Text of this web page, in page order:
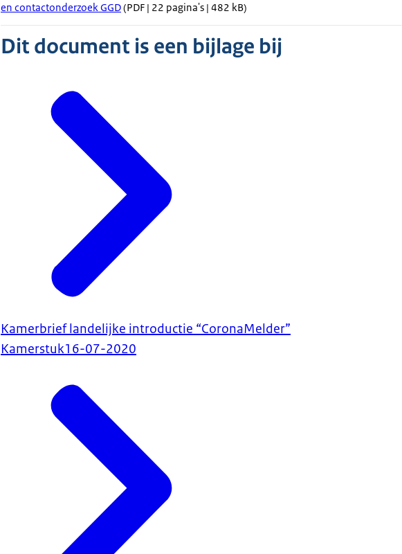
en contactonderzoek GGD(PDF | 22 pagina's | 482 kB)
Dit document is een bijlage bij
Kamerbrief landelijke introductie “CoronaMelder”
Kamerstuk16-07-2020